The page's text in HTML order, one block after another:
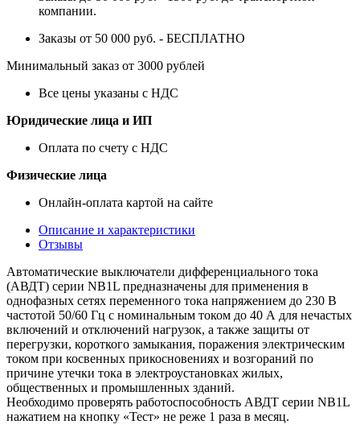
компании.
Заказы от 50 000 руб. - БЕСПЛАТНО
Минимальный заказ от 3000 рублей
Все цены указаны с НДС
Юридические лица и ИП
Оплата по счету с НДС
Физические лица
Онлайн-оплата картой на сайте
Описание и характеристики
Отзывы
Автоматические выключатели дифференциального тока
(АВДТ) серии NB1L предназначены для применения в
однофазных сетях переменного тока напряжением до 230 В
частотой 50/60 Гц с номинальным током до 40 А для нечастых
включений и отключений нагрузок, а также защиты от
перегрузки, короткого замыкания, поражения электрическим
током при косвенных прикосновениях и возгораний по
причине утечки тока в электроустановках жилых,
общественных и промышленных зданий.
Необходимо проверять работоспособность АВДТ серии NB1L
нажатием на кнопку «Тест» не реже 1 раза в месяц.